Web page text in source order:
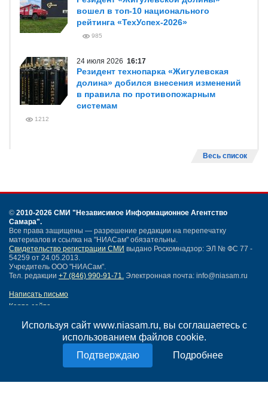
Используя сайт www.niasam.ru, вы соглашаетесь с
использованием файлов cookie.
Подробнее
вошел в топ-10 национального
рейтинга «ТехУспех-2026»
985
24 июля 2026 16:17
Резидент технопарка «Жигулевская
долина» добился внесения изменений
в правила по противопожарным
системам
1212
Весь список
© 2010-2026 СМИ "Независимое Информационное Агентство
Самара".
Все права защищены — разрешение редакции на перепечатку
материалов и ссылка на "НИАСам" обязательны.
Свидетельство регистрации СМИ выдано Роскомнадзор: ЭЛ № ФС 77 -
54259 от 24.05.2013.
Учредитель ООО "НИАСам".
Тел. редакции +7 (846) 990-91-71. Электронная почта: info@niasam.ru
Написать письмо
Карта сайта
Политика конфиденциальности
Согласие на обработку персональных данных